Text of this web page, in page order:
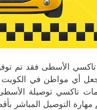
الأسطى فقد تم توفير
يجعل أي مواطن في
تاكسي توصيلة
التوصيل المباشر